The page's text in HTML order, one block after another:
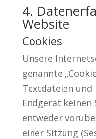
4.
Website
Cookies
Unsere
genannte
Textdateien
Endgerät keinen
entweder
einer Sitzung